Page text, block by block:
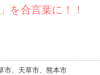
を合言葉に！！
市、天草市、熊本市